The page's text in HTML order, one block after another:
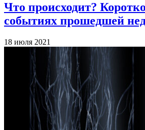
Что происходит?
событиях прошедшей
18 июля 2021